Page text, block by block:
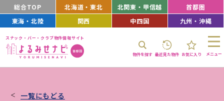
総合TOP 北海道・東北 北関東・甲信越
首都圏
東海・北陸
関西 中四国 九州・沖縄
スナック・バー・クラブ物件情報サイト
物件を探す 最近見た物件 お気に入り メニュー
一覧にもどる